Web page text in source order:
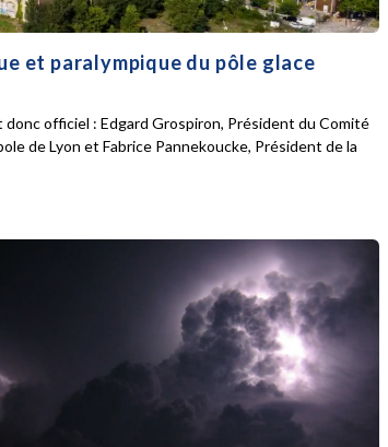
et paralympique du pôle glace
officiel : Edgard Grospiron, Président du Comité
de Lyon et Fabrice Pannekoucke, Président de la